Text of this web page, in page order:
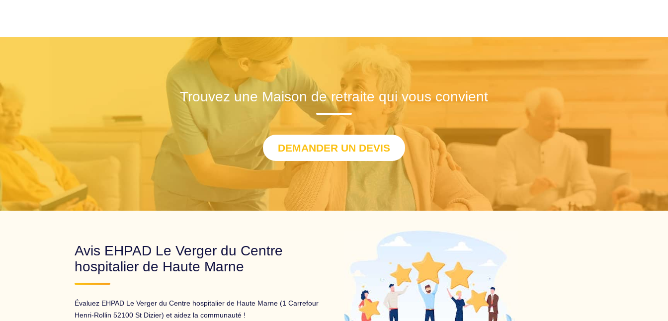
Trouvez une Maison de retraite qui vous convient
DEMANDER UN DEVIS
Avis EHPAD Le Verger du Centre
hospitalier de Haute Marne
Évaluez EHPAD Le Verger du Centre hospitalier de Haute Marne (1 Carrefour
Henri-Rollin 52100 St Dizier) et aidez la communauté !